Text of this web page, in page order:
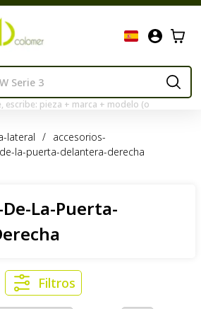
escribe: pieza + marca + modelo (o
lateral / accesorios-
la-puerta-delantera-derecha
La-Puerta-
Filtros